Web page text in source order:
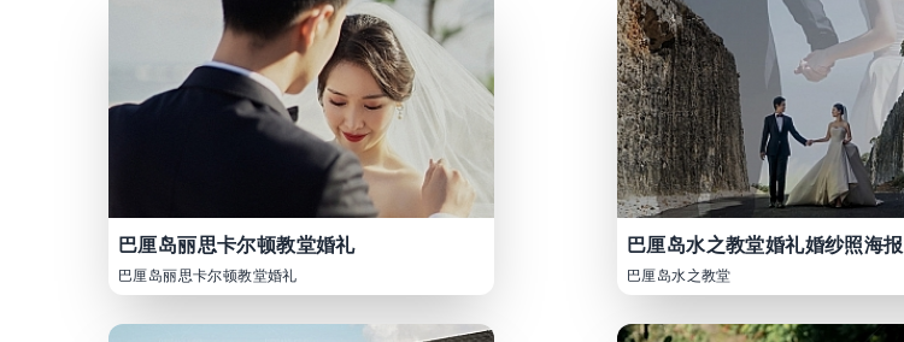
巴厘岛丽思卡尔顿教堂婚礼
巴厘岛丽思卡尔顿教堂婚礼
巴厘岛水之教堂婚礼婚纱照海报
巴厘岛水之教堂